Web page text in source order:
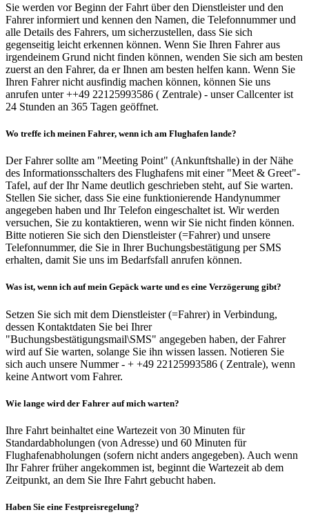
Sie werden vor Beginn der Fahrt über den Dienstleister und den
Fahrer informiert und kennen den Namen, die Telefonnummer und
alle Details des Fahrers, um sicherzustellen, dass Sie sich
gegenseitig leicht erkennen können. Wenn Sie Ihren Fahrer aus
irgendeinem Grund nicht finden können, wenden Sie sich am besten
zuerst an den Fahrer, da er Ihnen am besten helfen kann. Wenn Sie
Ihren Fahrer nicht ausfindig machen können, können Sie uns
anrufen unter ++49 22125993586 ( Zentrale) - unser Callcenter ist
24 Stunden an 365 Tagen geöffnet.
Wo treffe ich meinen Fahrer, wenn ich am Flughafen lande?
Der Fahrer sollte am "Meeting Point" (Ankunftshalle) in der Nähe
des Informationsschalters des Flughafens mit einer "Meet & Greet"-
Tafel, auf der Ihr Name deutlich geschrieben steht, auf Sie warten.
Stellen Sie sicher, dass Sie eine funktionierende Handynummer
angegeben haben und Ihr Telefon eingeschaltet ist. Wir werden
versuchen, Sie zu kontaktieren, wenn wir Sie nicht finden können.
Bitte notieren Sie sich den Dienstleister (=Fahrer) und unsere
Telefonnummer, die Sie in Ihrer Buchungsbestätigung per SMS
erhalten, damit Sie uns im Bedarfsfall anrufen können.
Was ist, wenn ich auf mein Gepäck warte und es eine Verzögerung gibt?
Setzen Sie sich mit dem Dienstleister (=Fahrer) in Verbindung,
dessen Kontaktdaten Sie bei Ihrer
"Buchungsbestätigungsmail\SMS" angegeben haben, der Fahrer
wird auf Sie warten, solange Sie ihn wissen lassen. Notieren Sie
sich auch unsere Nummer - + +49 22125993586 ( Zentrale), wenn
keine Antwort vom Fahrer.
Wie lange wird der Fahrer auf mich warten?
Ihre Fahrt beinhaltet eine Wartezeit von 30 Minuten für
Standardabholungen (von Adresse) und 60 Minuten für
Flughafenabholungen (sofern nicht anders angegeben). Auch wenn
Ihr Fahrer früher angekommen ist, beginnt die Wartezeit ab dem
Zeitpunkt, an dem Sie Ihre Fahrt gebucht haben.
Haben Sie eine Festpreisregelung?